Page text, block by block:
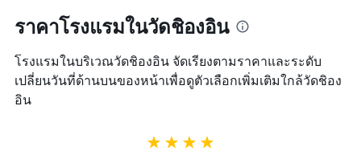
ราคาโรงแรมในวัดชิองอิน
โรงแรมในบริเวณวัดชิองอิน จัดเรียงตามราคาและระดับ
เปลี่ยนวันที่ด้านบนของหน้าเพื่อดูตัวเลือกเพิ่มเติมใกล้วัดชิอง
อิน
4 ดาว